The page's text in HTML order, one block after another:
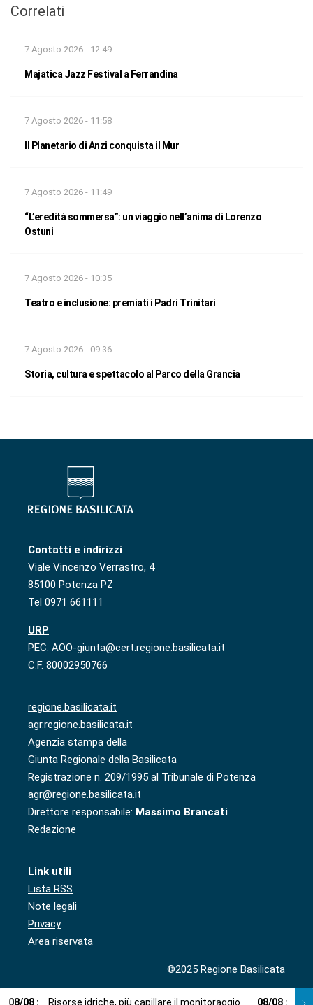
Correlati
7 Agosto 2026 - 12:49
Majatica Jazz Festival a Ferrandina
7 Agosto 2026 - 11:58
Il Planetario di Anzi conquista il Mur
7 Agosto 2026 - 11:49
“L’eredità sommersa”: un viaggio nell’anima di Lorenzo
Ostuni
7 Agosto 2026 - 10:35
Teatro e inclusione: premiati i Padri Trinitari
7 Agosto 2026 - 09:36
Storia, cultura e spettacolo al Parco della Grancia
Contatti e indirizzi
Viale Vincenzo Verrastro, 4
85100 Potenza PZ
Tel 0971 661111
URP
PEC: AOO-giunta@cert.regione.basilicata.it
C.F. 80002950766
regione.basilicata.it
agr.regione.basilicata.it
Agenzia stampa della
Giunta Regionale della Basilicata
Registrazione n. 209/1995 al Tribunale di Potenza
agr@regione.basilicata.it
Direttore responsabile: Massimo Brancati
Redazione
Link utili
Lista RSS
Note legali
Privacy
Area riservata
©2025 Regione Basilicata
08/08 : Risorse idriche, più capillare il monitoraggio 08/08 :